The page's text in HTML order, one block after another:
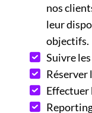
nos
leur
objectifs.
Suivre
Réserver
Effectuer